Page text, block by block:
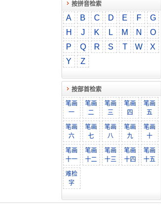
按拼音检索
A B C D E F
G
H
J K L M N
O
P
Q R S T W
X
Y
Z
按部首检索
笔画
一
笔画
二
笔画
三
笔画
四
笔画
五
笔画
六
笔画
七
笔画
八
笔画
九
笔画
十
笔画
十一
笔画
十二
笔画
十三
笔画
十四
笔画
十五
难检
字